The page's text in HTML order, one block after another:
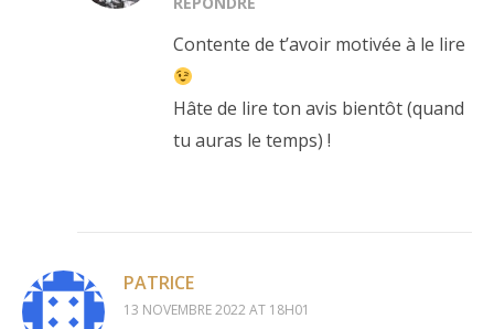
Contente de t’avoir motivée à le lire
Hâte de lire ton avis bientôt (quand
tu auras le temps) !
PATRICE
13 NOVEMBRE 2022 AT 18H01